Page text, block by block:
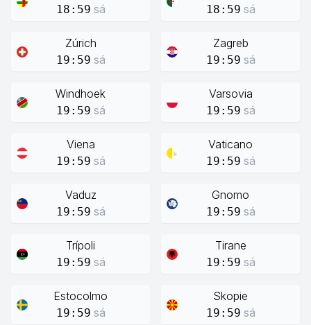
18:59 sá 18:59 sá
Zúrich
19:59 sá
Zagreb
19:59 sá
Windhoek
19:59 sá
Varsovia
19:59 sá
Viena
19:59 sá
Vaticano
19:59 sá
Vaduz
19:59 sá
Gnomo
19:59 sá
Trípoli
19:59 sá
Tirane
19:59 sá
Estocolmo
19:59 sá
Skopie
19:59 sá